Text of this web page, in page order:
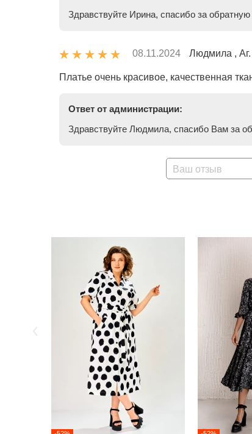
Здравствуйте Ирина, спасибо за
08.11.2024 Людмила ,
Платье очень красивое, качественная
Ответ от администрации:
Здравствуйте Людмила, спасибо Вам за
Ваш отзыв